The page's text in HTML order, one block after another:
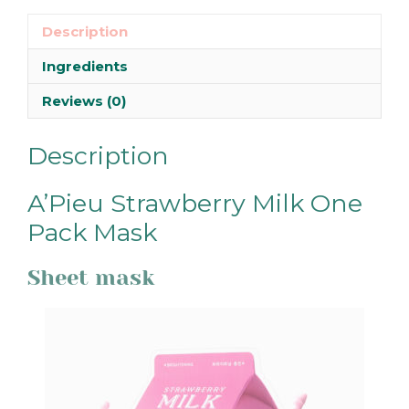
Description
Ingredients
Reviews (0)
Description
A’Pieu Strawberry Milk One
Pack Mask
Sheet mask